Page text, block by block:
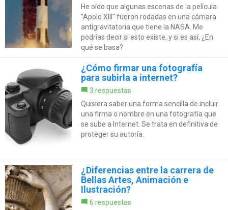
He oído que algunas escenas de la película
"Apolo XIII" fueron rodadas en una cámara
antigravitatoria que tiene la NASA. Me
podrías decir si esto existe, y si es así, ¿En
qué se basa?
¿Cómo firmar una fotografía
para subirla a internet?
3 respuestas
Quisiera saber una forma sencilla de incluir
una firma o nombre en una fotografía que
se sube a Internet. Se trata en definitiva de
proteger su autoría.
¿Diferencias entre la carrera de
Bellas Artes, Animación e
Ilustración?
6 respuestas